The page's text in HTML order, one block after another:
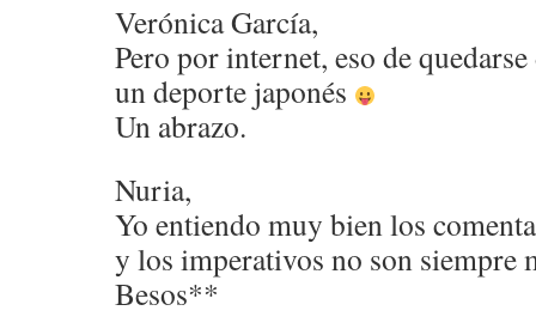
Verónica García,
Pero por internet, eso de
un deporte japonés
Un abrazo.
Nuria,
Yo entiendo muy bien los
y los imperativos no son siempre
Besos**